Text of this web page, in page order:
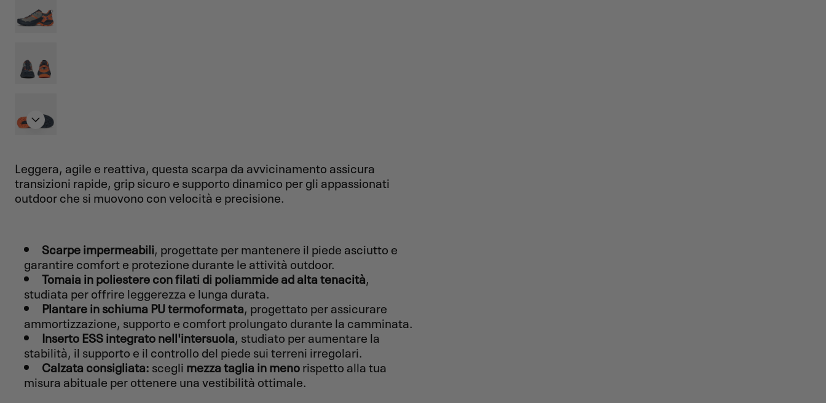
Leggera, agile e reattiva, questa scarpa da avvicinamento assicura
transizioni rapide, grip sicuro e supporto dinamico per gli appassionati
outdoor che si muovono con velocità e precisione.
Scarpe impermeabili, progettate per mantenere il piede asciutto e
garantire comfort e protezione durante le attività outdoor.
Tomaia in poliestere con filati di poliammide ad alta tenacità,
studiata per offrire leggerezza e lunga durata.
Plantare in schiuma PU termoformata, progettato per assicurare
ammortizzazione, supporto e comfort prolungato durante la camminata.
Inserto ESS integrato nell'intersuola, studiato per aumentare la
stabilità, il supporto e il controllo del piede sui terreni irregolari.
Calzata consigliata: scegli mezza taglia in menorispetto alla tua
misura abituale per ottenere una vestibilità ottimale.